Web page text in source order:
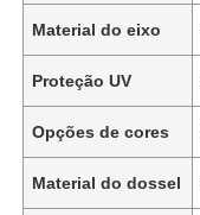
Material do eixo
Proteção UV
Opções de cores
Material do dossel